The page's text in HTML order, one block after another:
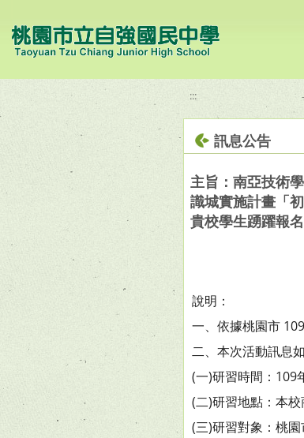
:::
訊息公告
主旨：南亞技術
識城實施計畫「
貴校學生踴躍報
說明：
一、依據桃園市
二、本次活動訊息
(一)研習時間：109
(二)研習地點：本校
(三)研習對象：桃園